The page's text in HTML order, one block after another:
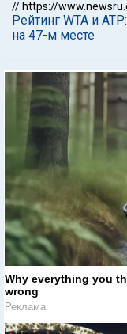
// https://
Рейтинг WTA и
на 47-м месте
Why everything you
wrong
Реклама